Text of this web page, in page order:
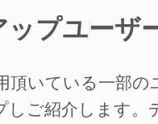
ップユーザ
頂いている一部の
しご紹介します。